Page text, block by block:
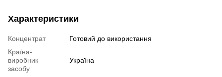
Характеристики
Концентрат
Готовий до використання
Країна-
виробник
засобу
Україна